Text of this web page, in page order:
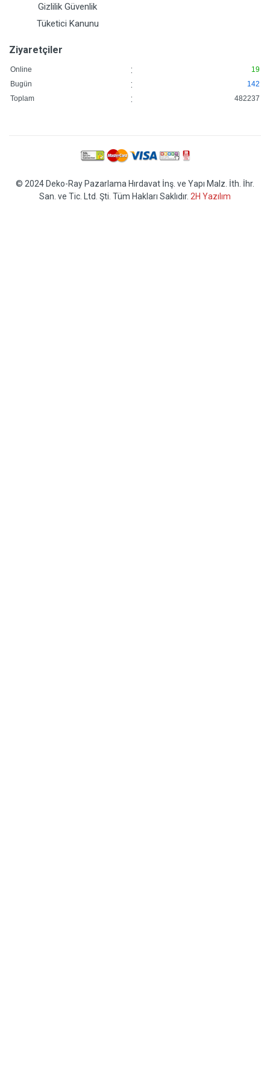
Gizlilik Güvenlik
Tüketici Kanunu
Ziyaretçiler
Online :
19
Bugün
:
142
Toplam
: 482237
© 2024 Deko-Ray Pazarlama Hırdavat İnş. ve Yapı Malz. İth. İhr.
San. ve Tic. Ltd. Şti. Tüm Hakları Saklıdır. 2H Yazılım